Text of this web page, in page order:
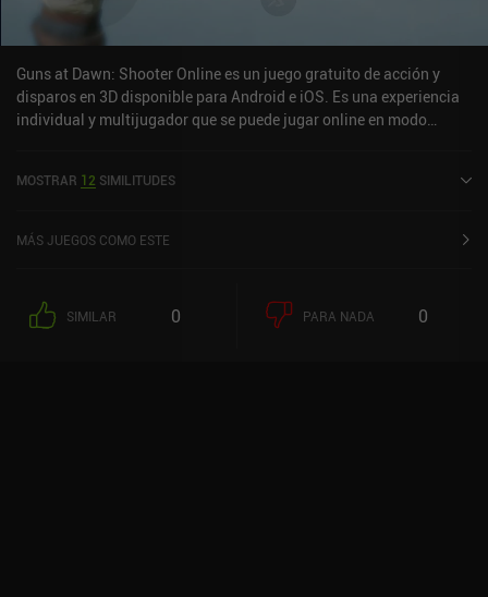
juego necesita pulirse, más contenido y menos monetización, pero
promete ser uno de los shooters más singulares de los últimos
tiempos.
Guns at Dawn: Shooter Online es un juego gratuito de acción y
disparos en 3D disponible para Android e iOS. Es una experiencia
individual y multijugador que se puede jugar online en modo
de 2021 y tiene una valoración actual de 4,6 sobre 5,0 en Google
MOSTRAR 12 SIMILITUDES
MÁS JUEGOS COMO ESTE
SIMILAR 0 PARA NADA 0